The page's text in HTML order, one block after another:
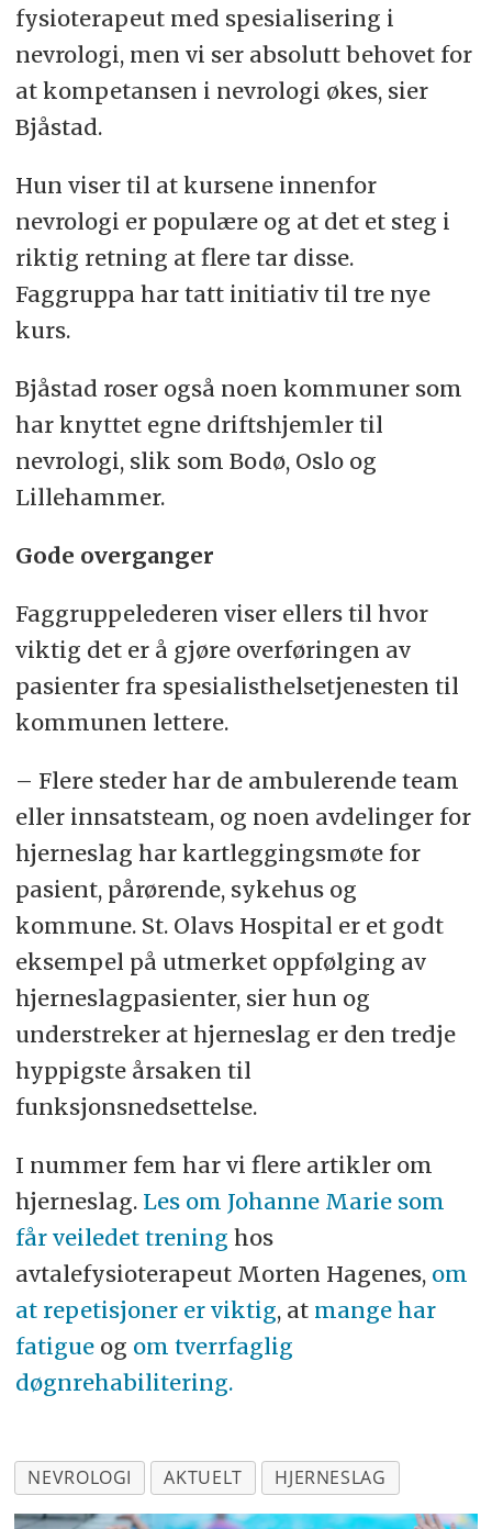
fysioterapeut med spesialisering i
nevrologi, men vi ser absolutt behovet for
at kompetansen i nevrologi økes, sier
Bjåstad.
Hun viser til at kursene innenfor
nevrologi er populære og at det et steg i
riktig retning at flere tar disse.
Faggruppa har tatt initiativ til tre nye
kurs.
Bjåstad roser også noen kommuner som
har knyttet egne driftshjemler til
nevrologi, slik som Bodø, Oslo og
Lillehammer.
Gode overganger
Faggruppelederen viser ellers til hvor
viktig det er å gjøre overføringen av
pasienter fra spesialisthelsetjenesten til
kommunen lettere.
– Flere steder har de ambulerende team
eller innsatsteam, og noen avdelinger for
hjerneslag har kartleggingsmøte for
pasient, pårørende, sykehus og
kommune. St. Olavs Hospital er et godt
eksempel på utmerket oppfølging av
hjerneslagpasienter, sier hun og
understreker at hjerneslag er den tredje
hyppigste årsaken til
funksjonsnedsettelse.
I nummer fem har vi flere artikler om
hjerneslag. Les om Johanne Marie som
får veiledet trening hos
avtalefysioterapeut Morten Hagenes, om
at repetisjoner er viktig, at mange har
fatigueog om tverrfaglig
døgnrehabilitering.
NEVROLOGI AKTUELT HJERNESLAG